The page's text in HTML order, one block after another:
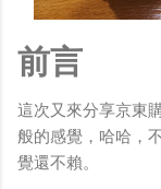
前言
這次又來分享京東
般的感覺，哈哈，
覺還不賴。